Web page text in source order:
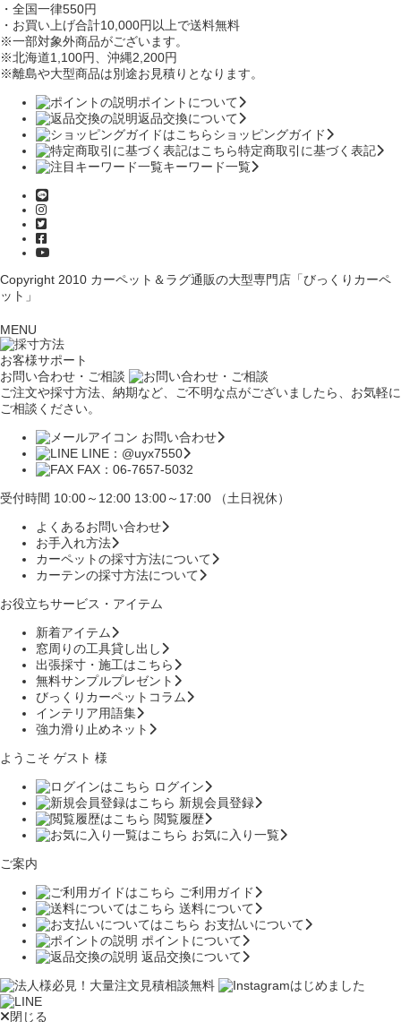
・全国一律550円
・お買い上げ合計10,000円以上で送料無料
※一部対象外商品がございます。
※北海道1,100円 、沖縄2,200円
※離島や大型商品は別途お見積りとなります。
ポイントについて
返品交換について
ショッピングガイド
特定商取引に基づく表記
キーワード一覧
Copyright 2010 カーペット＆ラグ通販の大型専門店「びっくりカーペ
ット」
MENU
お客様サポート
お問い合わせ・ご相談
ご注文や採寸方法、納期など、ご不明な点がございましたら、お気軽に
ご相談ください。
お問い合わせ
LINE：@uyx7550
FAX：06-7657-5032
受付時間 10:00～12:00 13:00～17:00 （土日祝休）
よくあるお問い合わせ
お手入れ方法
カーペットの採寸方法について
カーテンの採寸方法について
お役立ちサービス・アイテム
新着アイテム
窓周りの工具貸し出し
出張採寸・施工はこちら
無料サンプルプレゼント
びっくりカーペットコラム
インテリア用語集
強力滑り止めネット
ようこそ ゲスト 様
ログイン
新規会員登録
閲覧履歴
お気に入り一覧
ご案内
ご利用ガイド
送料について
お支払いについて
ポイントについて
返品交換について
閉じる